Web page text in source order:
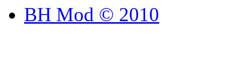
BH Mod © 2010